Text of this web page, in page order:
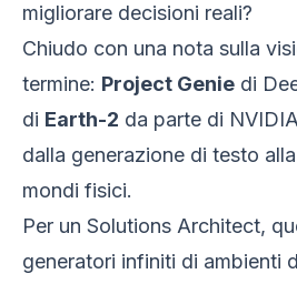
migliorare decisioni reali?
Chiudo con una nota sulla
termine: Project Genie di
di Earth-2 da parte di
dalla generazione di testo
mondi fisici.
Per un Solutions Architect,
generatori infiniti di ambienti